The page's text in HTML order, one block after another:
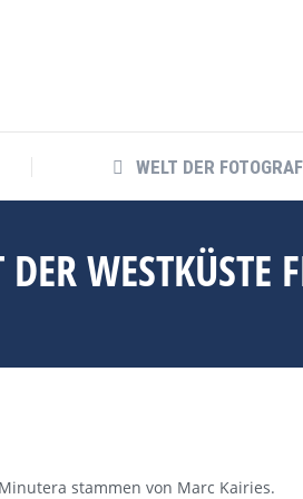
WELT DER
WESTKÜSTE
stammen von Marc Kairies.